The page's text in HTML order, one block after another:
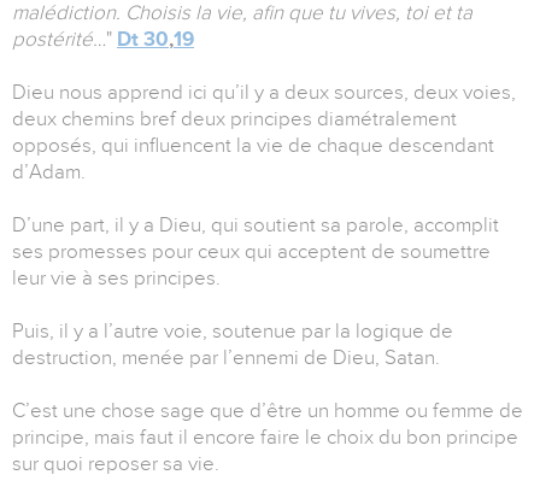
malédiction. Choisis la vie, afin que tu vives, toi et ta
postérité…" Dt 30,19
Dieu nous apprend ici qu’il y a deux sources, deux voies,
deux chemins bref deux principes diamétralement
opposés, qui influencent la vie de chaque descendant
d’Adam.
D’une part, il y a Dieu, qui soutient sa parole, accomplit
ses promesses pour ceux qui acceptent de soumettre
leur vie à ses principes.
Puis, il y a l’autre voie, soutenue par la logique de
destruction, menée par l’ennemi de Dieu, Satan.
C’est une chose sage que d’être un homme ou femme de
principe, mais faut il encore faire le choix du bon principe
sur quoi reposer sa vie.